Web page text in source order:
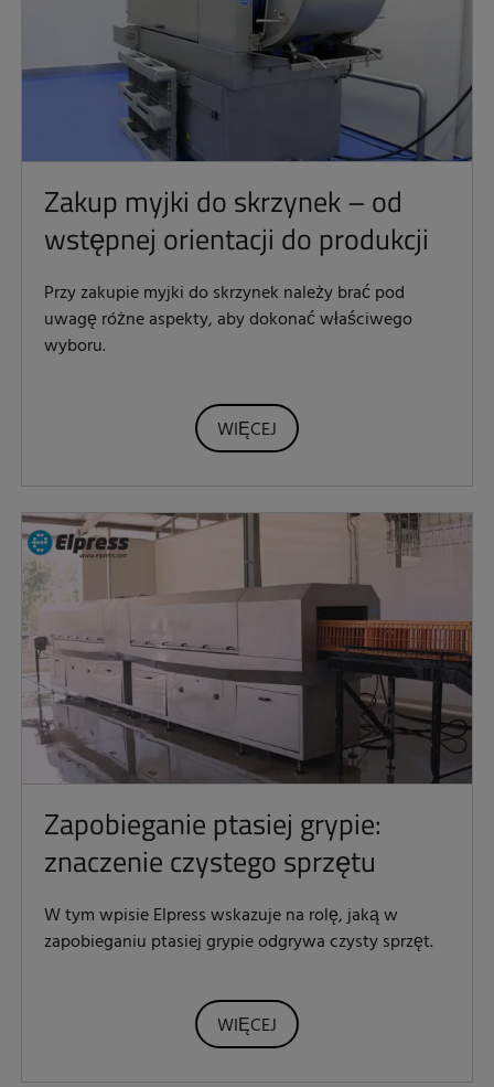
Zakup myjki do skrzynek – od
wstępnej orientacji do produkcji
Przy zakupie myjki do skrzynek należy brać pod
uwagę różne aspekty, aby dokonać właściwego
wyboru.
WIĘCEJ
Zapobieganie ptasiej grypie:
znaczenie czystego sprzętu
W tym wpisie Elpress wskazuje na rolę, jaką w
zapobieganiu ptasiej grypie odgrywa czysty sprzęt.
WIĘCEJ